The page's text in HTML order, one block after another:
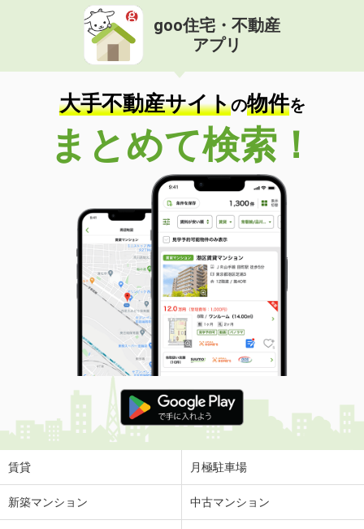
goo住宅・不動産
アプリ
大手不動産サイトの物件を
まとめて検索！
賃貸 月極駐車場
新築マンション 中古マンション